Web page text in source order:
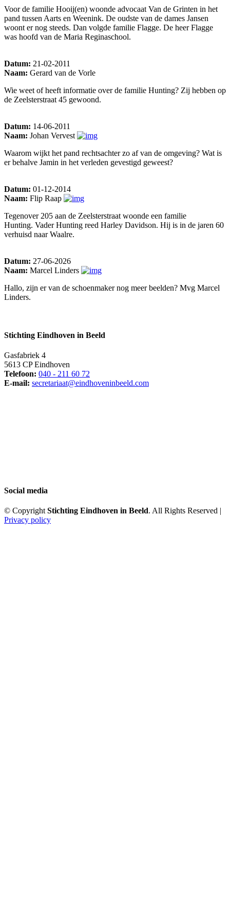
Voor de familie Hooij(en) woonde advocaat Van de Grinten in het
pand tussen Aarts en Weenink. De oudste van de dames Jansen
woont er nog steeds. Dan volgde familie Flagge. De heer Flagge
was hoofd van de Maria Reginaschool.
Datum: 21-02-2011
Naam: Gerard van de Vorle
Wie weet of heeft informatie over de familie Hunting? Zij hebben op
de Zeelsterstraat 45 gewoond.
Datum: 14-06-2011
Naam: Johan Vervest
Waarom wijkt het pand rechtsachter zo af van de omgeving? Wat is
er behalve Jamin in het verleden gevestigd geweest?
Datum: 01-12-2014
Naam: Flip Raap
Tegenover 205 aan de Zeelsterstraat woonde een familie
Hunting. Vader Hunting reed Harley Davidson. Hij is in de jaren 60
verhuisd naar Waalre.
Datum: 27-06-2026
Naam: Marcel Linders
Hallo, zijn er van de schoenmaker nog meer beelden? Mvg Marcel
Linders.
Stichting Eindhoven in Beeld
Gasfabriek 4
5613 CP Eindhoven
Telefoon: 040 - 211 60 72
E-mail: secretariaat@eindhoveninbeeld.com
Social media
© CopyrightStichting Eindhoven in Beeld. All Rights Reserved |
Privacy policy